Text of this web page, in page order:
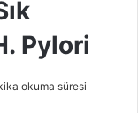
Pylori
okuma süresi